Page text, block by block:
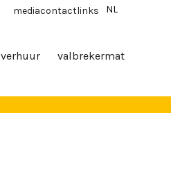
mediacontactlinks NL
verhuur valbrekermat